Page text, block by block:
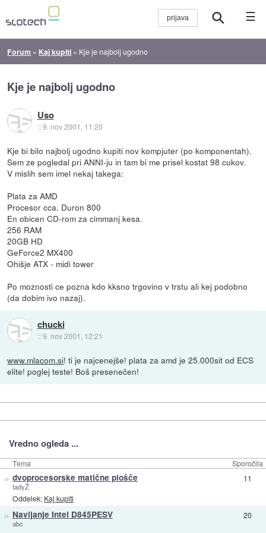
☰
Forum » Kaj kupiti » Kje je najbolj ugodno
Kje je najbolj ugodno
Uso
::9. nov 2001, 11:20
Kje bi bilo najbolj ugodno kupiti nov kompjuter (po komponentah).
Sem ze pogledal pri ANNI-ju in tam bi me prisel kostat 98 cukov.
V mislih sem imel nekaj takega:
Plata za AMD
Procesor cca. Duron 800
En obicen CD-rom za cimmanj kesa.
256 RAM
20GB HD
GeForce2 MX400
Ohišje ATX - midi tower
Po moznosti ce pozna kdo kksno trgovino v trstu ali kej podobno
(da dobim ivo nazaj).
chucki
::9. nov 2001, 12:21
www.mlacom.si! ti je najcenejše! plata za amd je 25.000sit od ECS
elite! poglej teste! Boš presenečen!
Vredno ogleda ...
Tema Sporočila
» dvoprocesorske matične plošče
tadyŽ
Oddelek: Kaj kupiti
11
» Navijanje Intel D845PESV
abc
20